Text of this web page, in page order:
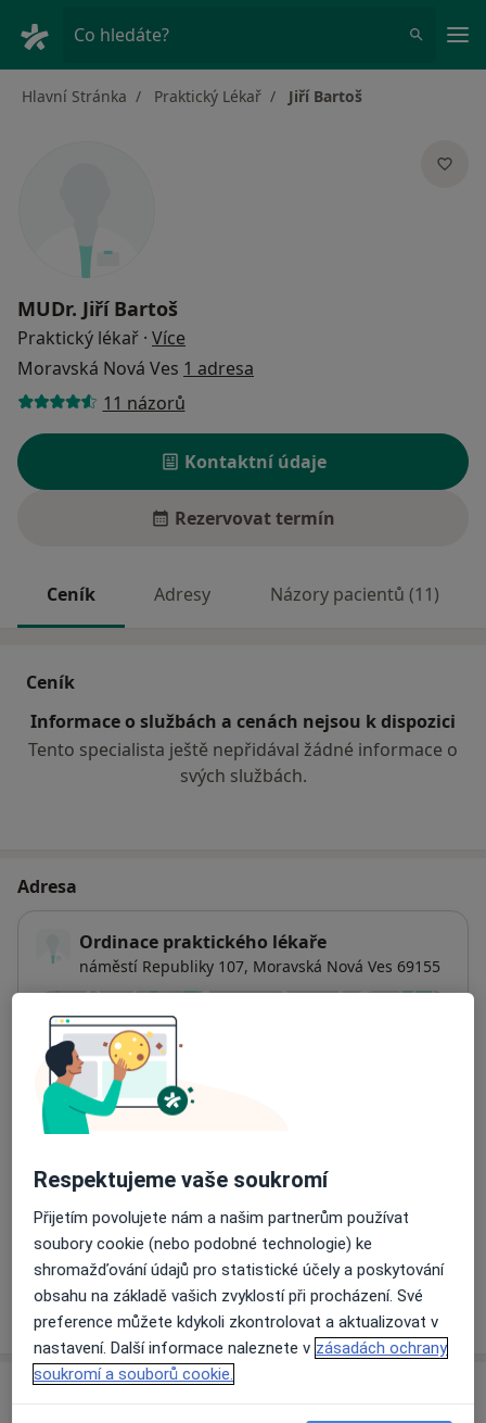
Co hledáte?
Hlavní Stránka Praktický Lékař Jiří Bartoš
MUDr. Jiří Bartoš
Praktický lékař · Více
Moravská Nová Ves 1 adresa
11 názorů
Kontaktní údaje
Rezervovat termín
Ceník Adresy Názory pacientů (11)
Ceník
Informace o službách a cenách nejsou k dispozici
Tento specialista ještě nepřidával žádné informace o
svých službách.
Adresa
Ordinace praktického lékaře
náměstí Republiky 107, Moravská Nová Ves 69155
Dostupnost
Na této adrese online kalendář není aktivní
Co mám v takové situaci udělat?
Způsoby platby (soukromé návštěvy)
Na teto adrese lékař přijímá pacienty na pojišťovnu
Detaily
Víceo adrese
Respektujeme vaše soukromí
Přijetím povolujete nám a našim partnerům používat
soubory cookie (nebo podobné technologie) ke
shromažďování údajů pro statistické účely a poskytování
obsahu na základě vašich zvyklostí při procházení. Své
preference můžete kdykoli zkontrolovat a aktualizovat v
nastavení. Další informace naleznete v zásadách ochrany
soukromí a souborů cookie.